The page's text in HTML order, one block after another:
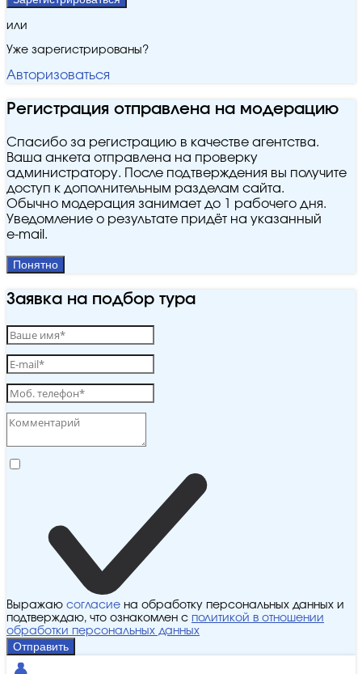
или
Уже зарегистрированы?
Авторизоваться
Регистрация отправлена на модерацию
Спасибо за регистрацию в качестве агентства.
Ваша анкета отправлена на проверку
администратору. После подтверждения вы получите
доступ к дополнительным разделам сайта.
Обычно модерация занимает до 1 рабочего дня.
Уведомление о результате придёт на указанный
e‑mail.
Понятно
Заявка на подбор тура
Выражаю согласие на обработку персональных данных и
подтверждаю, что ознакомлен с политикой в отношении
обработки персональных данных
Отправить